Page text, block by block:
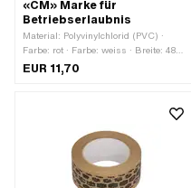
«CM» Marke für
Betriebserlaubnis
Material: Polyvinylchlorid (PVC) ·
Farbe: rot · Farbe: weiss · Breite: 48
mm · Höhe: 22 mm · Beschaffenheit
EUR 11,70